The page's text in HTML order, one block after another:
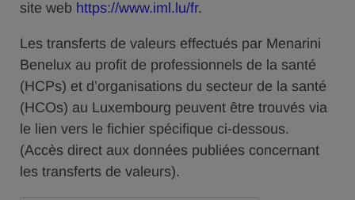
site web https://www.iml.lu/fr.
Les transferts de valeurs effectués par Menarini
Benelux au profit de professionnels de la santé
(HCPs) et d’organisations du secteur de la santé
(HCOs) au Luxembourg peuvent être trouvés via
le lien vers le fichier spécifique ci-dessous.
(Accès direct aux données publiées concernant
les transferts de valeurs).